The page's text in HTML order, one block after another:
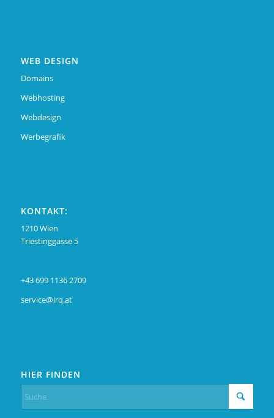
WEB DESIGN
Domains
Webhosting
Webdesign
Werbegrafik
KONTAKT:
1210 Wien
Triestinggasse 5
+43 699 1136 2709
service@irq.at
HIER FINDEN